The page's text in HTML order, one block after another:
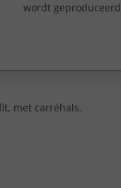
wordt
met carréhals.